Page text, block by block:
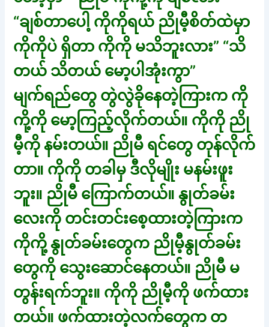
“ချစ်တာပေါ့ ကိုကိုရယ် ညိုမီ့စိတ်ထဲမှာ
ကိုကိုပဲ ရှိတာ ကိုကို မသိဘူးလား” “သိ
တယ် သိတယ် မော့ပါအုံးကွာ”
မျက်ရည်တွေ တွဲလွဲခိုနေတဲ့ကြားက ကို
ကို့ကို မော့ကြည့်လိုက်တယ်။ ကိုကို ညို
မီ့ကို နမ်းတယ်။ ညိုမီ ရင်တွေ တုန်လိုက်
တာ။ ကိုကို တခါမှ ဒီလိုမျိုး မနမ်းဖူး
ဘူး။ ညိုမီ ကြောက်တယ်။ နွုတ်ခမ်း
လေးကို တင်းတင်းစေ့ထားတဲ့ကြားက
ကိုကို့ နွုတ်ခမ်းတွေက ညိုမီ့နွုတ်ခမ်း
တွေကို သွေးဆောင်နေတယ်။ ညိုမီ မ
တွန်းရက်ဘူး။ ကိုကို ညိုမီ့ကို ဖက်ထား
တယ်။ ဖက်ထားတဲ့လက်တွေက တ